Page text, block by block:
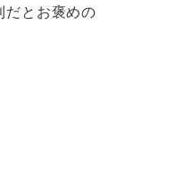
だとお褒めの